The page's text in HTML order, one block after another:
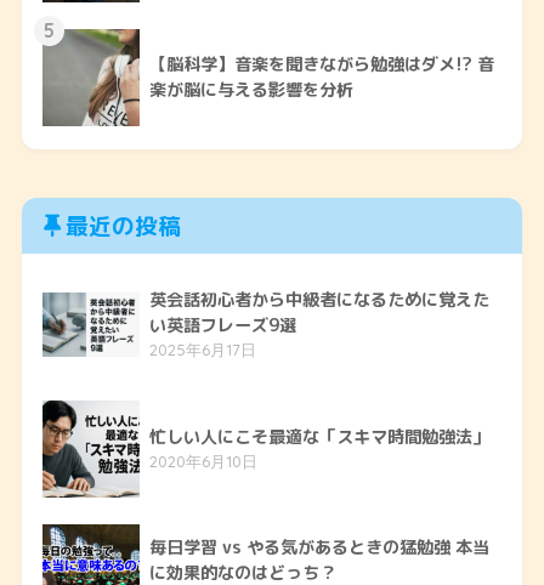
5
【脳科学】音楽を聞きながら勉強はダメ!? 音
楽が脳に与える影響を分析
最近の投稿
英会話初心者から中級者になるために覚えた
い英語フレーズ9選
2025年6月17日
忙しい人にこそ最適な「スキマ時間勉強法」
2020年6月10日
毎日学習 vs やる気があるときの猛勉強 本当
に効果的なのはどっち？